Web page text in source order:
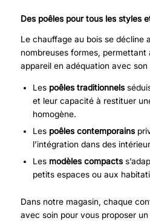
Des poêles pour tous les styles
Le chauffage au bois se décline
nombreuses formes,
appareil en adéquation avec
Les poêles traditionnels
et leur capacité à restituer
homogène.
Les poêles contemporains
l’intégration dans des
Les modèles compacts
petits espaces ou aux
Dans notre magasin, chaque
avec soin pour vous proposer